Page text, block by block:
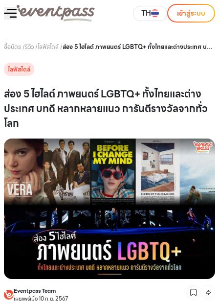
TH เข้าสู่ระบบ
ซื้อบัตร /รีวิว/ไลฟ์สไตล์/ส่อง 5 ไฮไลต์ ภาพยนตร์ LGBTQ+ ทั้งไทยและต่างประเทศ บทดี
ไลฟ์สไตล์
ส่อง 5 ไฮไลต์ ภาพยนตร์ LGBTQ+ ทั้งไทยและต่าง
ประเทศ บทดี หลากหลายแนว การันตีรางวัลจากทั่ว
โลก
Eventpass Team
เผยแพร่เมื่อ 10 ก.ย. 2567